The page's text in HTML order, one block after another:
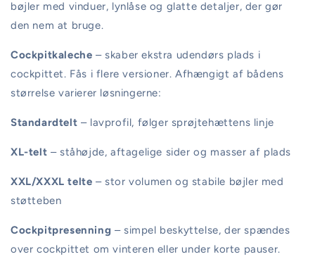
bøjler med vinduer, lynlåse og glatte detaljer, der gør
den nem at bruge.
Cockpitkaleche – skaber ekstra udendørs plads i
cockpittet. Fås i flere versioner. Afhængigt af bådens
størrelse varierer løsningerne:
Standardtelt – lavprofil, følger sprøjtehættens linje
XL-telt – ståhøjde, aftagelige sider og masser af plads
XXL/XXXL telte – stor volumen og stabile bøjler med
støtteben
Cockpitpresenning – simpel beskyttelse, der spændes
over cockpittet om vinteren eller under korte pauser.